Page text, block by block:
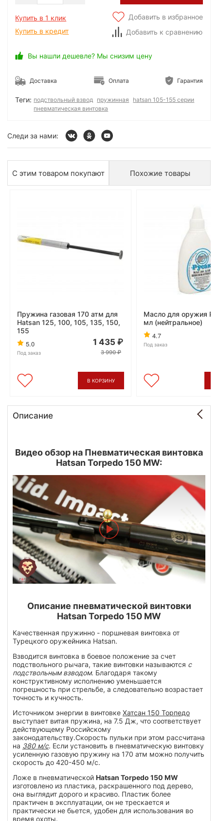
Купить в 1 клик
Купить в кредит
Добавить в избранное
Добавить к сравнению
Вы нашли дешевле? Мы снизим цену
Доставка Оплата Гарантия
Теги: подствольный взвод пружинная
hatsan 105-155 серии
пневматическая винтовка
Следи за нами:
С этим товаром покупают Похожие товары
Пружина газовая 170 атм для
Hatsan 125, 100, 105, 135, 150,
155
5.0
Под заказ
1 435
3 990
В КОРЗИНУ
Масло для оружия
мл (нейтральное)
4.7
Под заказ
Описание
Видео обзор на Пневматическая винтовка
Hatsan Torpedo 150 MW:
Описание пневматической винтовки
Hatsan Torpedo 150 MW
Качественная пружинно - поршневая винтовка от
Турецкого оружейника Hatsan.
Взводится винтовка в боевое положение за счет
подствольного рычага, такие винтовки называются с
подствольным взводом. Благодаря такому
конструктивному исполнению уменьшается
погрешность при стрельбе, а следовательно возрастает
точность и кучность.
Источником энергии в винтовке Хатсан 150 Торпедо
выступает витая пружина, на 7.5 Дж, что соответствует
действующему Российскому
законодательству.Скорость пульки при этом рассчитана
на 380 м/с. Если установить в пневматическую винтовку
усиленную газовую пружину на 170 атм можно получить
скорость до 420-450 м/с.
Ложе в пневматической Hatsan Torpedo 150 MW
изготовлено из пластика, раскрашенного под дерево,
она выглядит дорого и красиво. Пластик более
практичен в эксплуатации, он не трескается и
практически не бьется, удобен для использования во
время охоты.